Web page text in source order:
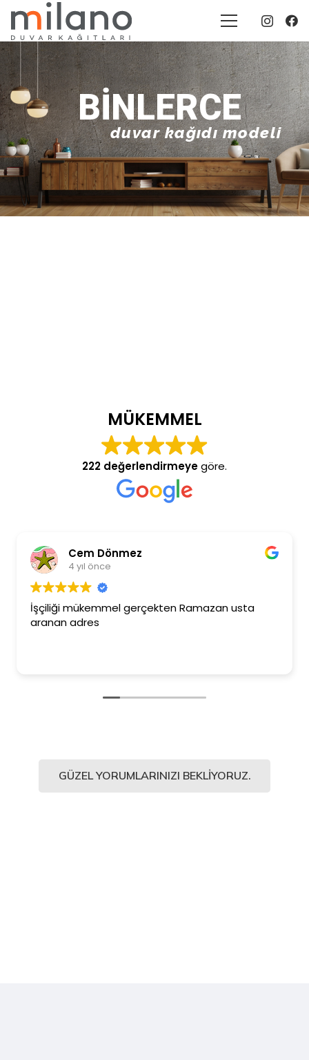
BINLERCE
duvar kağıdı modeli
MÜKEMMEL
222 değerlendirmeyegöre.
Cem Dönmez
4 yıl önce
İşçiliği mükemmel gerçekten Ramazan usta
aranan adres
GÜZEL YORUMLARINIZI BEKLIYORUZ.